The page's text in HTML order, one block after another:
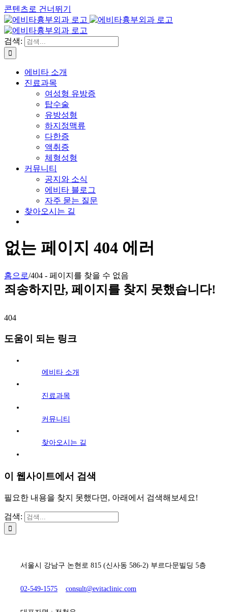
콘텐츠로 건너뛰기
검색:
에비타 소개
진료과목
여성형 유방증
탑수술
유방성형
하지정맥류
다한증
액취증
체형성형
커뮤니티
공지와 소식
에비타 블로그
자주 묻는 질문
찾아오시는 길
없는 페이지 404 에러
홈으로/404 - 페이지를 찾을 수 없음
죄송하지만, 페이지를 찾지 못했습니다!
404
도움이 되는 링크
에비타 소개
진료과목
커뮤니티
찾아오시는 길
이 웹사이트에서 검색
필요한 내용을 찾지 못했다면, 아래에서 검색해보세요!
검색:
서울시 강남구 논현로 815 (신사동 586-2) 부르다문빌딩 5층
02-549-1575 consult@evitaclinic.com